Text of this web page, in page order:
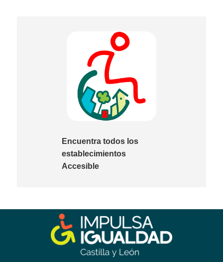
Encuentra todos los
establecimientos
Accesible